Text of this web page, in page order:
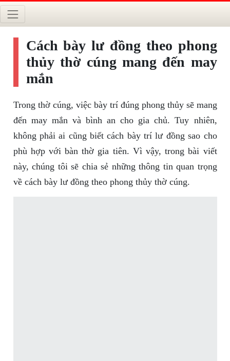
Cách bày lư đồng theo phong
thủy thờ cúng mang đến may
mắn
Trong thờ cúng, việc bày trí đúng phong thủy sẽ mang
đến may mắn và bình an cho gia chủ. Tuy nhiên,
không phải ai cũng biết cách bày trí lư đồng sao cho
phù hợp với bàn thờ gia tiên. Vì vậy, trong bài viết
này, chúng tôi sẽ chia sẻ những thông tin quan trọng
về cách bày lư đồng theo phong thủy thờ cúng.